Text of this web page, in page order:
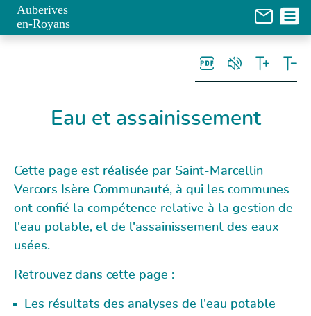
Auberives
en-Royans
Eau et assainissement
Cette page est réalisée par Saint-Marcellin
Vercors Isère Communauté, à qui les communes
ont confié la compétence relative à la gestion de
l'eau potable, et de l'assainissement des eaux
usées.
Retrouvez dans cette page :
Les résultats des analyses de l'eau potable
Panneau de gestion des cookies